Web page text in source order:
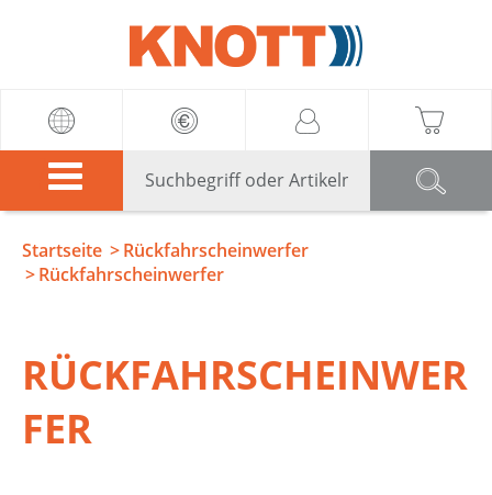
Startseite
Rückfahrscheinwerfer
Rückfahrscheinwerfer
RÜCKFAHRSCHEINWER
FER